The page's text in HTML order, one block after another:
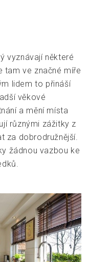
vyznávají některé
tam ve značné míře
lidem to přináší
věkové
a mění místa
různými zážitky z
za dobrodružnější.
žádnou vazbou ke